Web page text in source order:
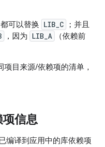
都可以替换 LIB_C ；并且
，因为 LIB_A
（依赖前
目来源/依赖项的清单，
信息
编译到应用中的库依赖项